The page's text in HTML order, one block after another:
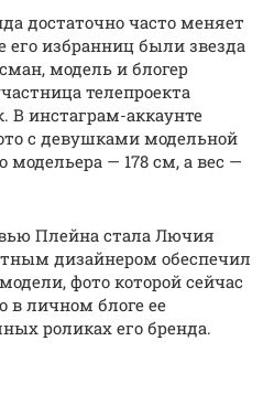
достаточно часто меняет
его избранниц были звезда
модель и блогер
телепроекта
В инстаграм-аккаунте
с девушками модельной
модельера — 178 см, а вес —
Плейна стала Лючия
дизайнером обеспечил
фото которой сейчас
в личном блоге ее
роликах его бренда.